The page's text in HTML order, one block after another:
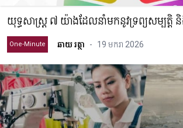
យុទ្ធសាស្ត្រ ៧ យ៉ាងដែលនាំមកនូវទ្រព្យសម្បត្តិ
One-Minute ឆាយ រត្ថា - 19 មករា 2026